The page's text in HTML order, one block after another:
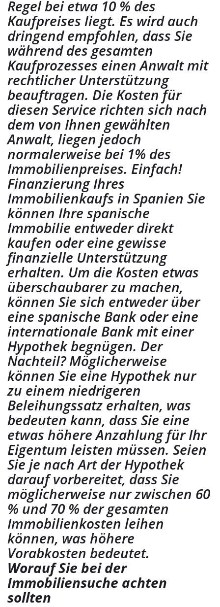
Regel bei etwa 10 % des
Kaufpreises liegt. Es wird auch
dringend empfohlen, dass Sie
während des gesamten
Kaufprozesses einen Anwalt mit
rechtlicher Unterstützung
beauftragen. Die Kosten für
diesen Service richten sich nach
dem von Ihnen gewählten
Anwalt, liegen jedoch
normalerweise bei 1% des
Immobilienpreises. Einfach!
Finanzierung Ihres
Immobilienkaufs in Spanien Sie
können Ihre spanische
Immobilie entweder direkt
kaufen oder eine gewisse
finanzielle Unterstützung
erhalten. Um die Kosten etwas
überschaubarer zu machen,
können Sie sich entweder über
eine spanische Bank oder eine
internationale Bank mit einer
Hypothek begnügen. Der
Nachteil? Möglicherweise
können Sie eine Hypothek nur
zu einem niedrigeren
Beleihungssatz erhalten, was
bedeuten kann, dass Sie eine
etwas höhere Anzahlung für Ihr
Eigentum leisten müssen. Seien
Sie je nach Art der Hypothek
darauf vorbereitet, dass Sie
möglicherweise nur zwischen 60
% und 70 % der gesamten
Immobilienkosten leihen
können, was höhere
Vorabkosten bedeutet.
Worauf Sie bei der
Immobiliensuche achten
sollten